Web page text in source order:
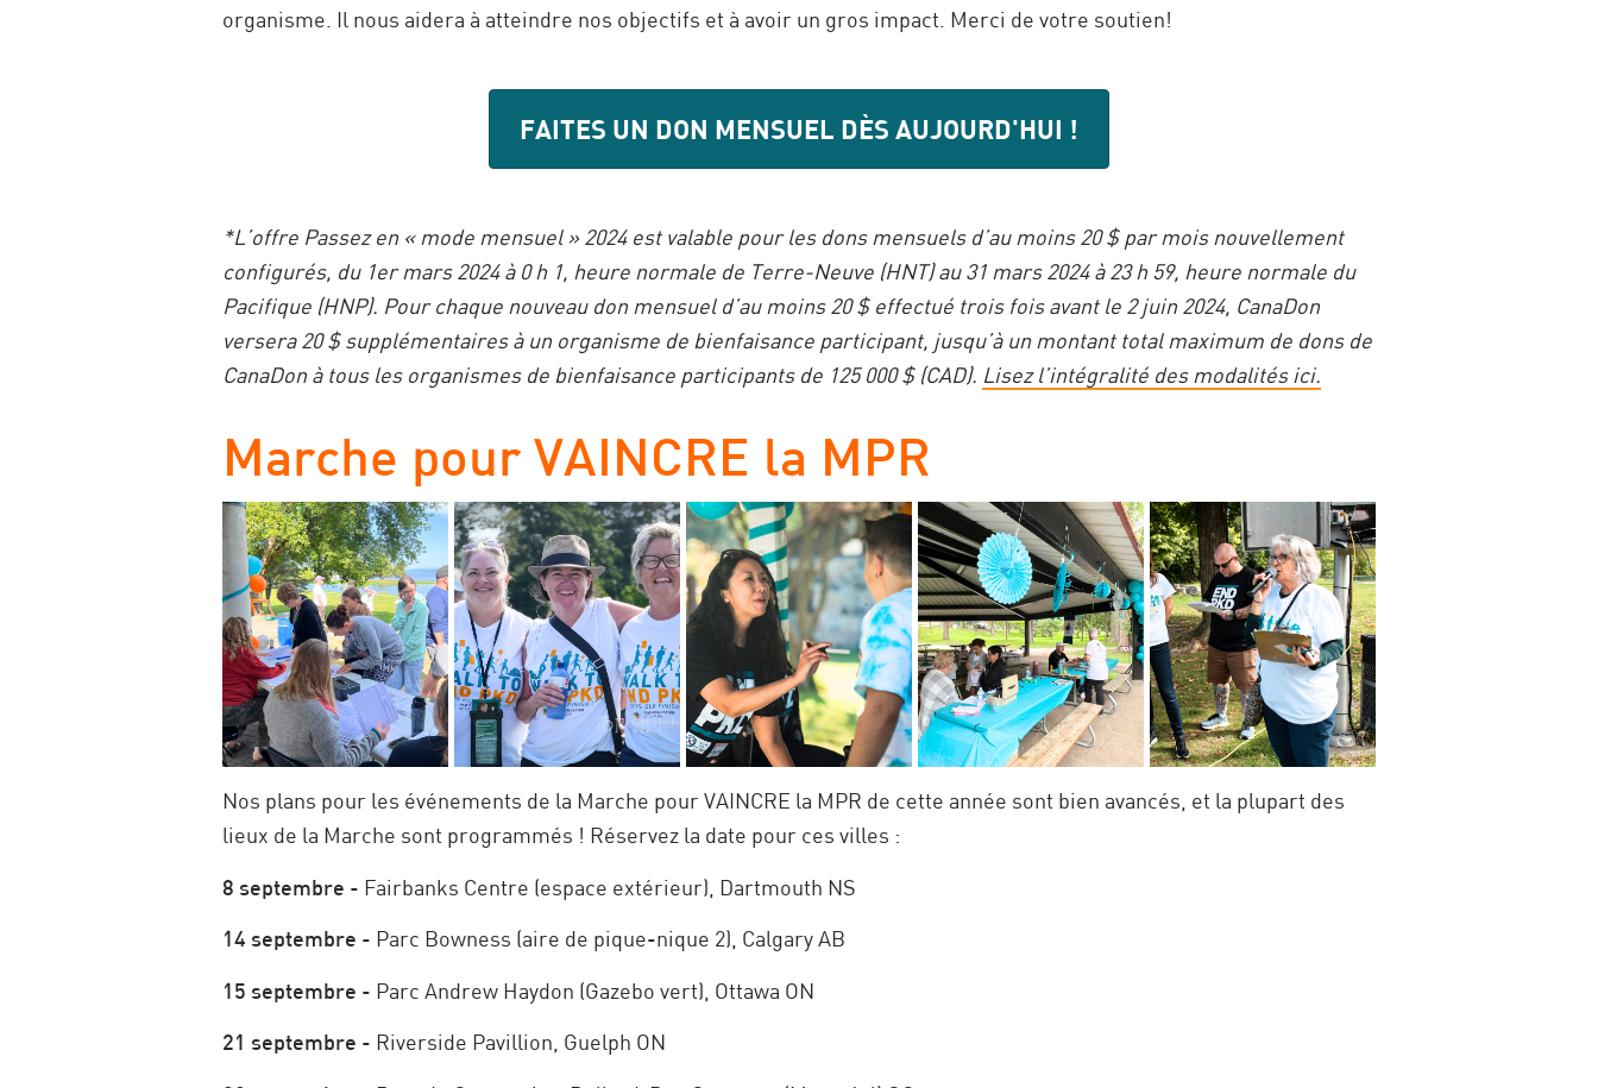
organisme. Il nous aidera à atteindre nos objectifs et à avoir un gros impact. Merci de votre soutien!
FAITES UN DON MENSUEL DÈS AUJOURD'HUI !
*L’offre Passez en « mode mensuel » 2024 est valable pour les dons mensuels d’au moins 20 $ par mois nouvellement
configurés, du 1er mars 2024 à 0 h 1, heure normale de Terre-Neuve (HNT) au 31 mars 2024 à 23 h 59, heure normale du
Pacifique (HNP). Pour chaque nouveau don mensuel d’au moins 20 $ effectué trois fois avant le 2 juin 2024, CanaDon
versera 20 $ supplémentaires à un organisme de bienfaisance participant, jusqu’à un montant total maximum de dons de
CanaDon à tous les organismes de bienfaisance participants de 125 000 $ (CAD). Lisez l’intégralité des modalités ici.
Marche pour VAINCRE la MPR
Nos plans pour les événements de la Marche pour VAINCRE la MPR de cette année sont bien avancés, et la plupart des
lieux de la Marche sont programmés ! Réservez la date pour ces villes :
8 septembre - Fairbanks Centre (espace extérieur), Dartmouth NS
14 septembre - Parc Bowness (aire de pique-nique 2), Calgary AB
15 septembre - Parc Andrew Haydon (Gazebo vert), Ottawa ON
21 septembre - Riverside Pavillion, Guelph ON